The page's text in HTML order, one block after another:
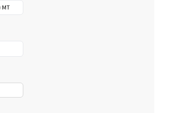
MT